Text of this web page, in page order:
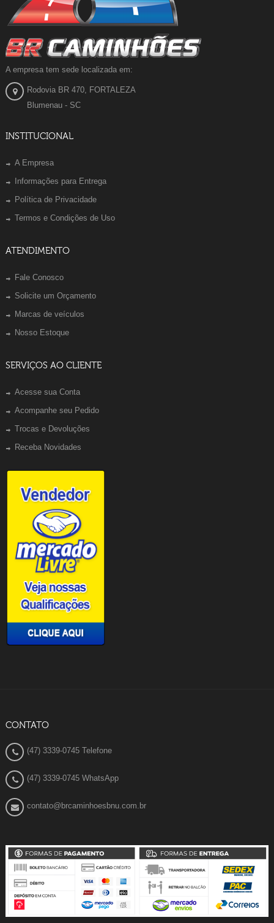
A empresa tem sede localizada em:
Rodovia BR 470, FORTALEZA
Blumenau - SC
INSTITUCIONAL
A Empresa
Informações para Entrega
Política de Privacidade
Termos e Condições de Uso
ATENDIMENTO
Fale Conosco
Solicite um Orçamento
Marcas de veículos
Nosso Estoque
SERVIÇOS AO CLIENTE
Acesse sua Conta
Acompanhe seu Pedido
Trocas e Devoluções
Receba Novidades
CONTATO
(47) 3339-0745 Telefone
(47) 3339-0745 WhatsApp
contato@brcaminhoesbnu.com.br